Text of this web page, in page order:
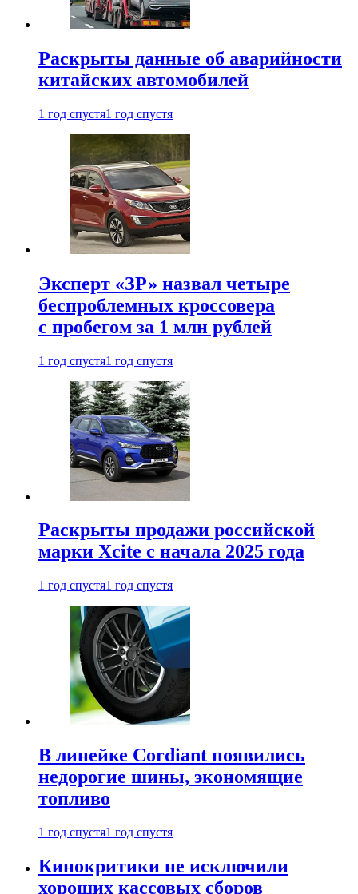
Раскрыты данные об аварийности
китайских автомобилей
1 год спустя1 год спустя
Эксперт «ЗР» назвал четыре
беспроблемных кроссовера
с пробегом за 1 млн рублей
1 год спустя1 год спустя
Раскрыты продажи российской
марки Xcite с начала 2025 года
1 год спустя1 год спустя
В линейке Cordiant появились
недорогие шины, экономящие
топливо
1 год спустя1 год спустя
Кинокритики не исключили
хороших кассовых сборов